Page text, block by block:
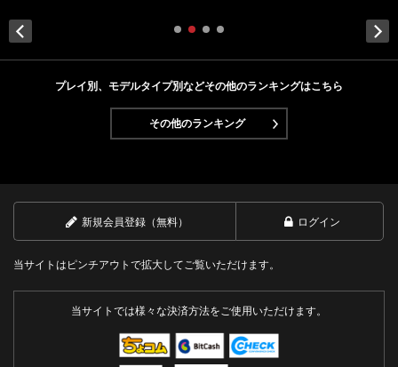
プレイ別、モデルタイプ別などその他のランキングはこちら
その他のランキング
新規会員登録（無料） ログイン
当サイトはピンチアウトで拡大してご覧いただけます。
当サイトでは様々な決済方法をご使用いただけます。